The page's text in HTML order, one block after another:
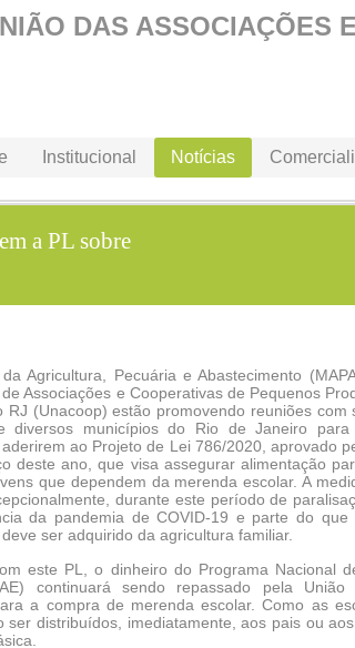
DAS ASSOCIAÇÕES
Institucional Notícias
a PL sobre
Agricultura, Pecuária e Abastecimento
Associações e Cooperativas de Pequenos
RJ (Unacoop) estão promovendo reuniões com
diversos municípios do Rio de Janeiro para
ao Projeto de Lei 786/2020, aprovado
deste ano, que visa assegurar alimentação
que dependem da merenda escolar. A
durante este período de
da pandemia de COVID-19 e parte do que
ser adquirido da agricultura familiar.
este PL, o dinheiro do Programa Nacional
continuará sendo repassado pela
a compra de merenda escolar. Como as
distribuídos, imediatamente, aos pais ou